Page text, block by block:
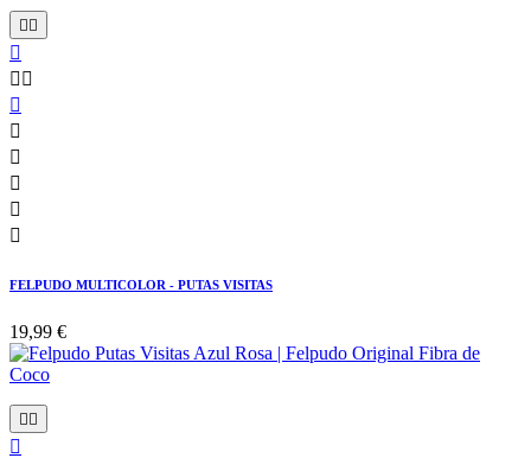
 

 






FELPUDO MULTICOLOR - PUTAS VISITAS
19,99 €
 
